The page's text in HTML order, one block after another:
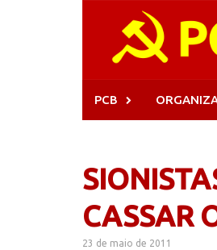
PCB
CASSAR
23 de maio de 2011